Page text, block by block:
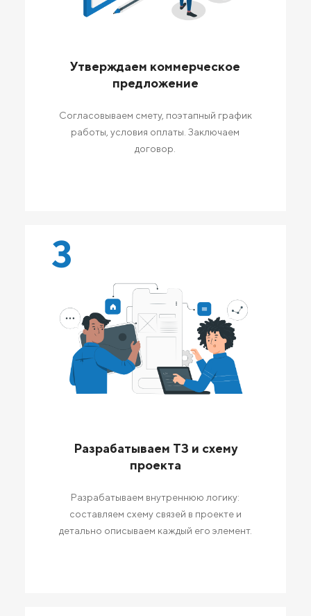
Утверждаем коммерческое
предложение
Согласовываем смету, поэтапный график
работы, условия оплаты. Заключаем
договор.
3
Разрабатываем ТЗ и схему
проекта
Разрабатываем внутреннюю логику:
составляем схему связей в проекте и
детально описываем каждый его элемент.